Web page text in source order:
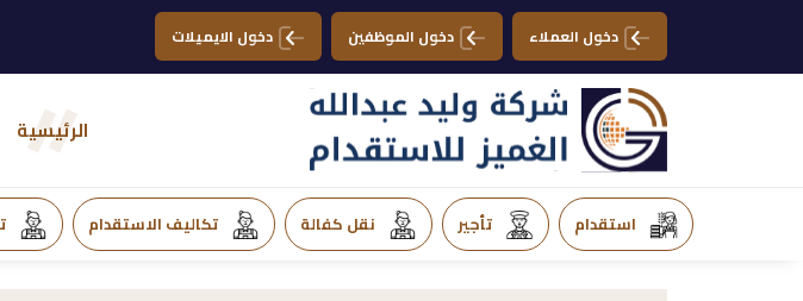
دخول العملاء دخول الموظفين دخول الايميلات
الرئيسية
استقدام تأجير نقل كفالة تكاليف الاستقدام